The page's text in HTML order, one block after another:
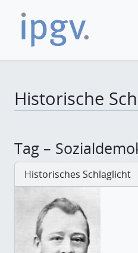
Historische
Tag –
Historisches Schlaglicht